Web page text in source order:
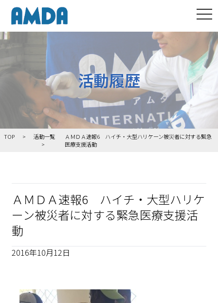
活動履歴
TOP 活動一覧
ＡＭＤＡ速報6 ハイチ・大型ハリケーン被災者に対する緊急
医療支援活動
ＡＭＤＡ速報6 ハイチ・大型ハリケ
ーン被災者に対する緊急医療支援活
動
2016年10月12日